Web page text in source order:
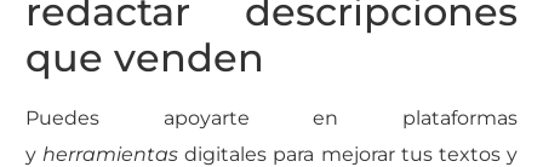
redactar descripciones
que venden
Puedes apoyarte en plataformas
yherramientas digitales para mejorar tus textos y